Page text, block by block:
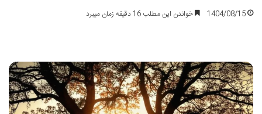
1404/08/15 خواندن این مطلب 16 دقیقه زمان میبرد